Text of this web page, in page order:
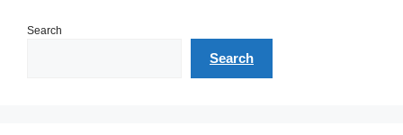
Search
Search